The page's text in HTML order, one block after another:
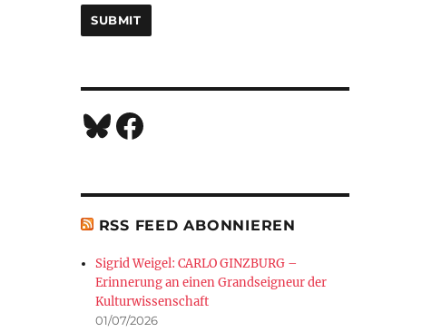
Bluesky
Facebook
RSS FEED ABONNIEREN
Sigrid Weigel: CARLO GINZBURG –
Erinnerung an einen Grandseigneur der
Kulturwissenschaft
01/07/2026